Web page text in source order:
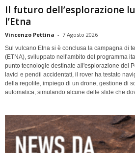
Il futuro dell’esplorazione
l’Etna
Vincenzo Pettina - 7 Agosto 2026
Sul vulcano Etna si è conclusa la campagna di
(ETNA), sviluppato nell'ambito del programma
punto tecnologie destinate all'esplorazione del
lavici e pendii accidentati, il rover ha testato
della regolite, impiego di un drone, gestione di
automatica, simulando alcune delle sfide che